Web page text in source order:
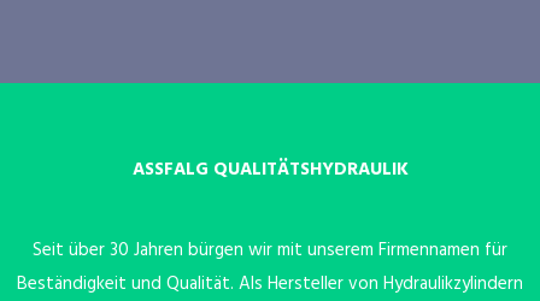
ASSFALG QUALITÄTSHYDRAULIK
Seit über 30 Jahren bürgen wir mit unserem Firmennamen für
Beständigkeit und Qualität. Als Hersteller von Hydraulikzylindern